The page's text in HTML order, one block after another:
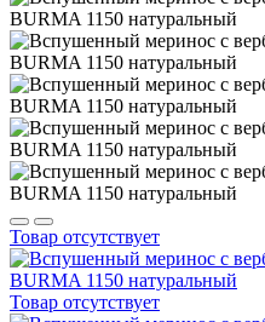
Товар отсутствует
Товар отсутствует